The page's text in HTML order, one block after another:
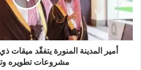
أمير المدينة المنورة يتفقّد ميقات
مشروعات تطويره